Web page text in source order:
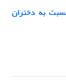
به دختران